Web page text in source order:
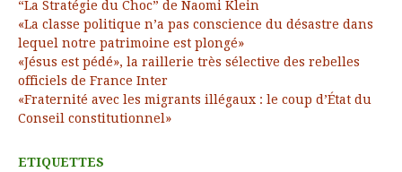
“La Stratégie du Choc” de Naomi Klein
«La classe politique n’a pas conscience du désastre dans
lequel notre patrimoine est plongé»
«Jésus est pédé», la raillerie très sélective des rebelles
officiels de France Inter
«Fraternité avec les migrants illégaux : le coup d’État du
Conseil constitutionnel»
ETIQUETTES